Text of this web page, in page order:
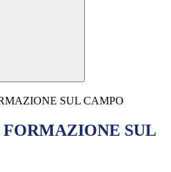
SUL CAMPO
SUL